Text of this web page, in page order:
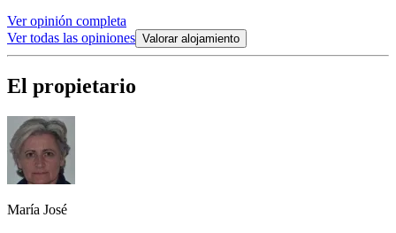
Ver opinión completa
Ver todas las opiniones Valorar alojamiento
El propietario
María José